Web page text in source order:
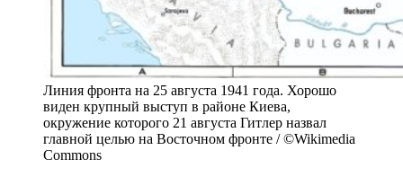
Линия фронта на 25 августа 1941 года. Хорошо
виден крупный выступ в районе Киева,
окружение которого 21 августа Гитлер назвал
главной целью на Восточном фронте / ©Wikimedia
Commons